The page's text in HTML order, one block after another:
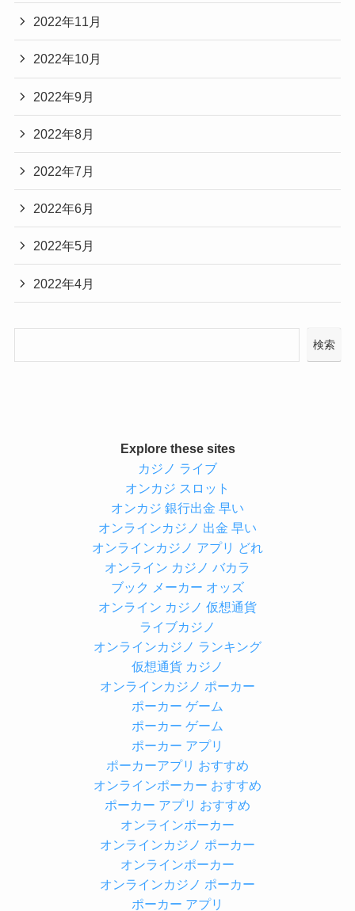
2022年11月
2022年10月
2022年9月
2022年8月
2022年7月
2022年6月
2022年5月
2022年4月
検索
Explore these sites
カジノ ライブ
オンカジ スロット
オンカジ 銀行出金 早い
オンラインカジノ 出金 早い
オンラインカジノ アプリ どれ
オンライン カジノ バカラ
ブック メーカー オッズ
オンライン カジノ 仮想通貨
ライブカジノ
オンラインカジノ ランキング
仮想通貨 カジノ
オンラインカジノ ポーカー
ポーカー ゲーム
ポーカー ゲーム
ポーカー アプリ
ポーカーアプリ おすすめ
オンラインポーカー おすすめ
ポーカー アプリ おすすめ
オンラインポーカー
オンラインカジノ ポーカー
オンラインポーカー
オンラインカジノ ポーカー
ポーカー アプリ